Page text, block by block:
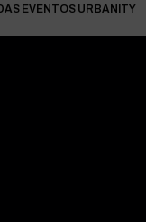
EVENTOS URBANITY